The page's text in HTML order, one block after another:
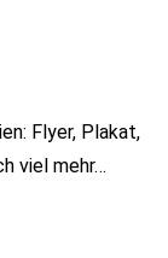
Flyer, Plakat,
viel mehr…